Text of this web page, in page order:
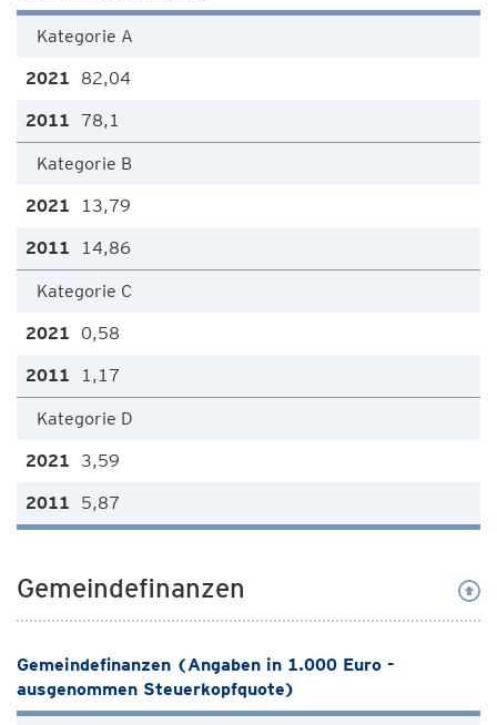
Kategorie A
82,04
78,1
Kategorie B
13,79
14,86
Kategorie C
0,58
1,17
Kategorie D
3,59
5,87
Gemeindefinanzen
Gemeindefinanzen (Angaben in 1.000 Euro -
ausgenommen Steuerkopfquote)